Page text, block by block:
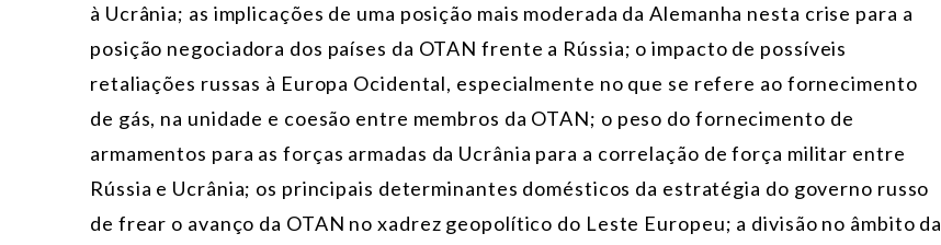
à Ucrânia; as implicações de uma posição mais moderada da Alemanha nesta crise para a
posição negociadora dos países da OTAN frente a Rússia; o impacto de possíveis
retaliações russas à Europa Ocidental, especialmente no que se refere ao fornecimento
de gás, na unidade e coesão entre membros da OTAN; o peso do fornecimento de
armamentos para as forças armadas da Ucrânia para a correlação de força militar entre
Rússia e Ucrânia; os principais determinantes domésticos da estratégia do governo russo
de frear o avanço da OTAN no xadrez geopolítico do Leste Europeu; a divisão no âmbito da